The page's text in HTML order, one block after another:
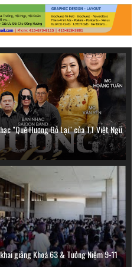
"Quê Hương Bỏ Lại" của TT Việt Ngữ
giảng Khoá 63 & Tưởng Niệm 9-11